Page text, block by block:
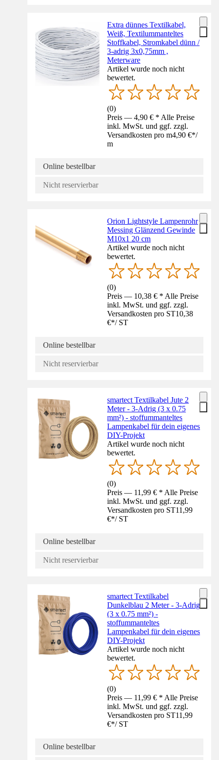
Extra dünnes Textilkabel,
Weiß, Textilummanteltes
Stoffkabel, Stromkabel dünn /
3-adrig 3x0,75mm ,
Meterware
Artikel wurde noch nicht
bewertet.
(0)
Preis — 4,90 € * Alle Preise
inkl. MwSt. und ggf. zzgl.
Versandkosten pro m4,90 €*/
m
Online bestellbar
Nicht reservierbar
Orion Lightstyle Lampenrohr
Messing Glänzend Gewinde
M10x1 20 cm
Artikel wurde noch nicht
bewertet.
(0)
Preis — 10,38 € * Alle Preise
inkl. MwSt. und ggf. zzgl.
Versandkosten pro ST10,38
€*/ ST
Online bestellbar
Nicht reservierbar
smartect Textilkabel Jute 2
Meter - 3-Adrig (3 x 0.75
mm²) - stoffummanteltes
Lampenkabel für dein eigenes
DIY-Projekt
Artikel wurde noch nicht
bewertet.
(0)
Preis — 11,99 € * Alle Preise
inkl. MwSt. und ggf. zzgl.
Versandkosten pro ST11,99
€*/ ST
Online bestellbar
Nicht reservierbar
smartect Textilkabel
Dunkelblau 2 Meter - 3-Adrig
(3 x 0.75 mm²) -
stoffummanteltes
Lampenkabel für dein eigenes
DIY-Projekt
Artikel wurde noch nicht
bewertet.
(0)
Preis — 11,99 € * Alle Preise
inkl. MwSt. und ggf. zzgl.
Versandkosten pro ST11,99
€*/ ST
Online bestellbar